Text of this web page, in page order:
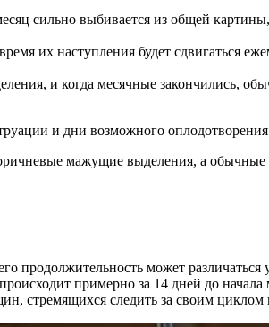
сильно выбивается из общей
их наступления будет сдвигаться
и когда месячные закончились,
и дни возможного оплодотворения
мажущие выделения, а
продолжительность может
примерно за 14 дней до начала
стремящихся следить за своим